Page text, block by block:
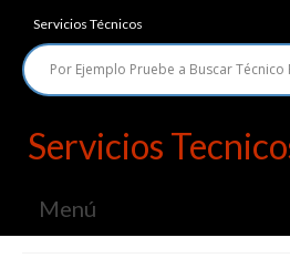
Servicios Técnicos
Servicios
Menú